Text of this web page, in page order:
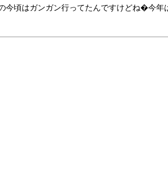
今頃はガンガン行ってたんですけどね�今